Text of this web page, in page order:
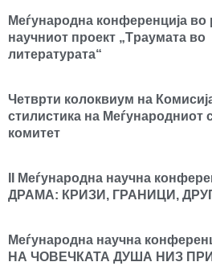
Mеѓународна конференција во
научниот проект „Tраумата во
литературата“
Четврти колоквиум на
стилистика на Меѓународниот
комитет
II Меѓународна научна
ДРАМА: КРИЗИ, ГРАНИЦИ,
Меѓународна научна
НА ЧОВЕЧКАТА ДУША НИЗ